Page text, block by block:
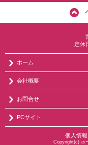
定休
ホーム
会社概要
お問合せ
PCサイト
個人情報
Copyright(c) ホ